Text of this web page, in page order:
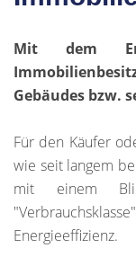
Mit dem
Gebäudes bzw.
Für den Käufer
wie seit langem
mit einem
Energieeffizienz.